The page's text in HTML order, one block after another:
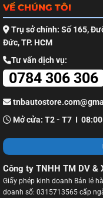
VỀ CHÚNG TÔI
Trụ sở chính: Số 165,
Đức, TP. HCM
Tư vấn dịch vụ:
0784 306 306
Mở cửa: T2 - T7 I
Công ty TNHH TM DV &
Giấy phép kinh doanh Bán lẻ
doanh số: 0315713565 cấp